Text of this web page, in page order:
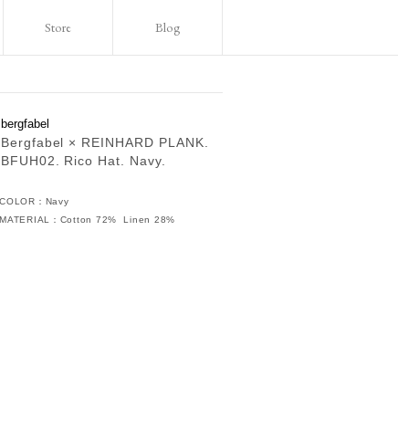
Store Blog
bergfabel
Bergfabel × REINHARD PLANK.
BFUH02. Rico Hat. Navy.
COLOR：Navy
MATERIAL：Cotton 72% Linen 28%